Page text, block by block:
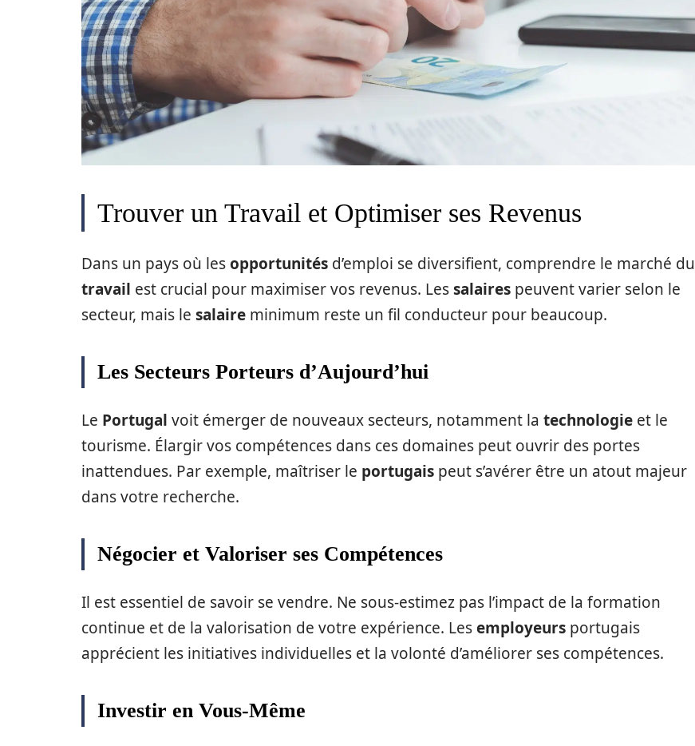
Trouver un Travail et Optimiser ses Revenus
Dans un pays où lesopportunités d’emploi se diversifient, comprendre le marché du
travail est crucial pour maximiser vos revenus. Lessalaires peuvent varier selon le
secteur, mais le salaire minimum reste un fil conducteur pour beaucoup.
Les Secteurs Porteurs d’Aujourd’hui
Le Portugal voit émerger de nouveaux secteurs, notamment la technologie et le
tourisme. Élargir vos compétences dans ces domaines peut ouvrir des portes
inattendues. Par exemple, maîtriser le portugais peut s’avérer être un atout majeur
dans votre recherche.
Négocier et Valoriser ses Compétences
Il est essentiel de savoir se vendre. Ne sous-estimez pas l’impact de la formation
continue et de la valorisation de votre expérience. Lesemployeurs portugais
apprécient les initiatives individuelles et la volonté d’améliorer ses compétences.
Investir en Vous-Même